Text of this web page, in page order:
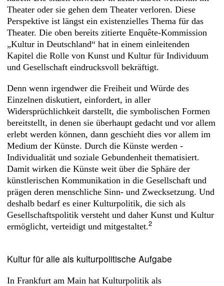
Theater oder sie gehen dem Theater verloren. Diese
Perspektive ist längst ein existenzielles Thema für das
Theater. Die oben bereits zitierte Enquête-Kommission
„Kultur in Deutschland“ hat in einem einleitenden
Kapitel die Rolle von Kunst und Kultur für Individuum
und Gesellschaft eindrucksvoll bekräftigt.
Denn wenn irgendwer die Freiheit und Würde des
Einzelnen diskutiert, einfordert, in aller
Widersprüchlichkeit darstellt, die symbolischen Formen
bereitstellt, in denen sie überhaupt gedacht und vor allem
erlebt werden können, dann geschieht dies vor allem im
Medium der Künste. Durch die Künste werden ­
Individualität und soziale Gebundenheit thematisiert.
Damit wirken die Künste weit über die Sphäre der
künstlerischen Kommunikation in die Gesellschaft und
prägen deren menschliche Sinn- und Zwecksetzung. Und
deshalb bedarf es einer Kulturpolitik, die sich als
Gesellschaftspolitik versteht und daher Kunst und Kultur
ermöglicht, verteidigt und ­mitgestaltet.2
Kultur für alle als kulturpolitische Aufgabe
In Frankfurt am Main hat Kulturpolitik als